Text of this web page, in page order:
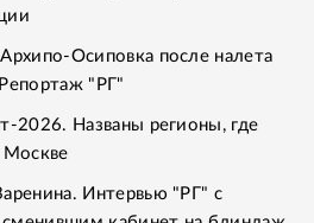
Осиповка после налета
"РГ"
2026. Названы регионы, где
Москве
Интервью "РГ" с